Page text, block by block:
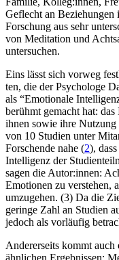
Geflecht an Beziehungen
Forschung aus sehr
von Meditation und
untersuchen.
Eins lässt sich vorweg
ten, die der Psy­cho­loge
als “Emo­tio­nale
berühmt gemacht hat:
ihnen sowie ihre
von 10 Studien unter
Forschende nahe (2),
Intelligenz der
sagen die Autor:innen:
Emo­tio­nen zu ver­ste­hen,
umzu­ge­hen. (3) Da die
geringe Zahl an Studien
jedoch als vorläufig
Andererseits kommt
ähnlichen Ergebnissen: